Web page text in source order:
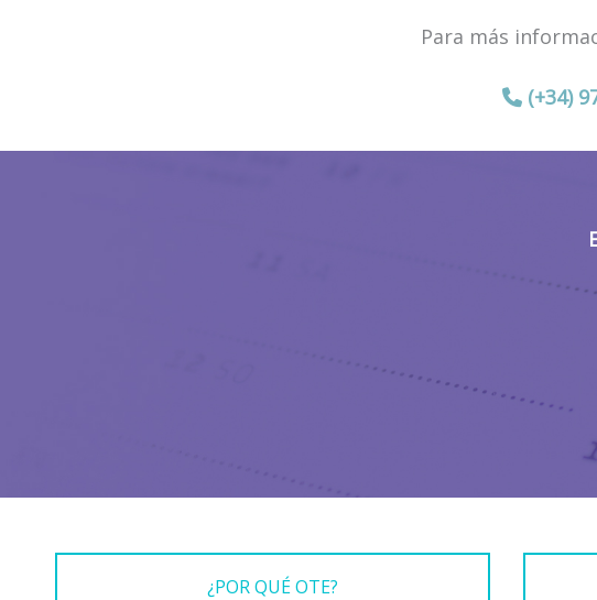
Para más
(+34)
¿POR QUÉ OTE?